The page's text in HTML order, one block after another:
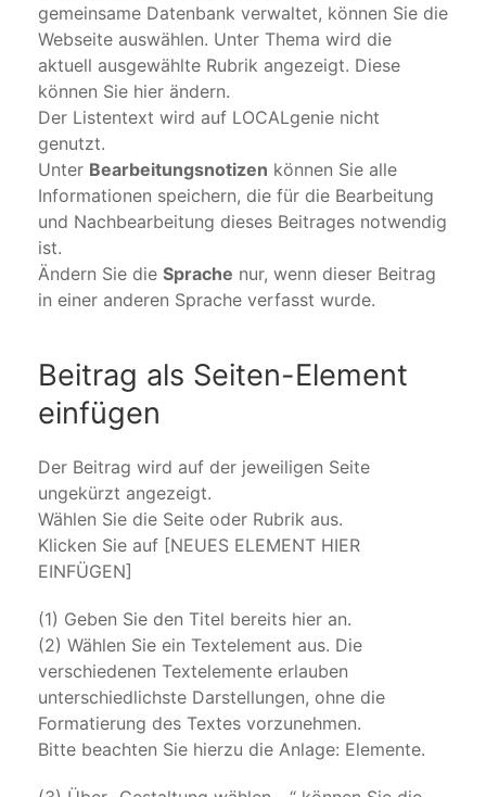
gemeinsame Datenbank verwaltet, können Sie die
Webseite auswählen. Unter Thema wird die
aktuell ausgewählte Rubrik angezeigt. Diese
können Sie hier ändern.
Der Listentext wird auf LOCALgenie nicht
genutzt.
Unter Bearbeitungsnotizen können Sie alle
Informationen speichern, die für die Bearbeitung
und Nachbearbeitung dieses Beitrages notwendig
ist.
Ändern Sie die Sprache nur, wenn dieser Beitrag
in einer anderen Sprache verfasst wurde.
Beitrag als Seiten-Element
einfügen
Der Beitrag wird auf der jeweiligen Seite
ungekürzt angezeigt.
Wählen Sie die Seite oder Rubrik aus.
Klicken Sie auf [NEUES ELEMENT HIER
EINFÜGEN]
(1) Geben Sie den Titel bereits hier an.
(2) Wählen Sie ein Textelement aus. Die
verschiedenen Textelemente erlauben
unterschiedlichste Darstellungen, ohne die
Formatierung des Textes vorzunehmen.
Bitte beachten Sie hierzu die Anlage: Elemente.